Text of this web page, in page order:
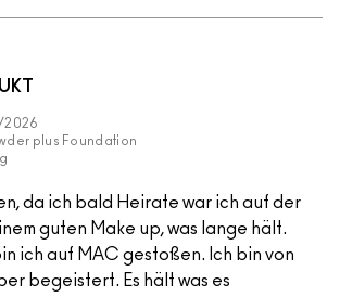
2026
plus Foundation
da ich bald Heirate war ich auf der
guten Make up, was lange hält.
ich auf MAC gestoßen. Ich bin von
begeistert. Es hält was es